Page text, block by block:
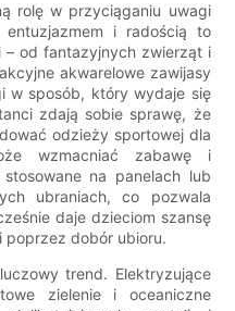
rolę w przyciąganiu uwagi
i radością to
– od fantazyjnych zwierząt i
akwarelowe zawijasy
w sposób, który wydaje się
zdają sobie sprawę, że
odzieży sportowej dla
wzmacniać zabawę i
na panelach lub
ubraniach, co pozwala
daje dzieciom szansę
poprzez dobór ubioru.
trend. Elektryzujące
zielenie i oceaniczne